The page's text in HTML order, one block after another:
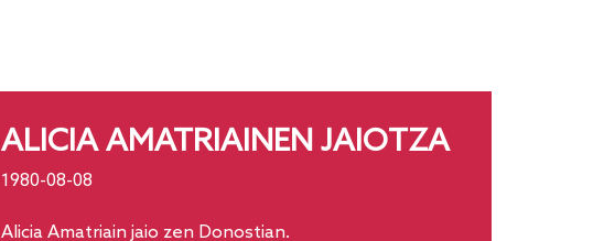
ALICIA AMATRIAINEN JAIOTZA
1980-08-08
Alicia Amatriain jaio zen Donostian.